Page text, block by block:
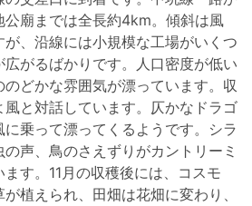
公廟までは全長約4km。傾斜は風
、沿線には小規模な工場がいくつ
がるばかりです。人口密度が低い
どかな雰囲気が漂っています。収
と対話しています。仄かなドラゴ
乗って漂ってくるようです。シラ
声、鳥のさえずりがカントリーミ
す。11月の収穫後には、コスモ
植えられ、田畑は花畑に変わり、
天的暑氣
自行車慢慢逛🚴‍♂️
次收藏起來
做好防颱準備，注意自身安全，減少非
出發樂遊桃園
#龜山秘境 #桃園蓮花